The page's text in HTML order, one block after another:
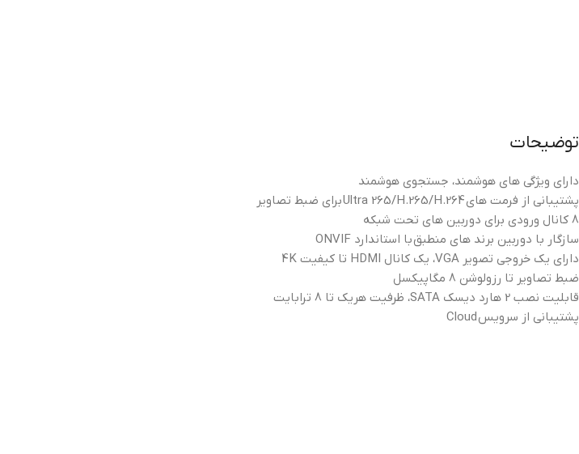
توضیحات
دارای ویژگی های هوشمند، جستجوی هوشمند
پشتیبانی از فرمت هایUltra 265/H.265/H.264برای ضبط تصاویر
8 کانال ورودی برای دوربین های تحت شبکه
سازگار با دوربین برند های منطبق با استاندارد ONVIF
دارای یک خروجی تصویر VGA، یک کانال HDMI تا کیفیت 4K
ضبط تصاویر تا رزولوشن 8 مگاپیکسل
قابلیت نصب 2 هارد دیسک SATA، ظرفیت هریک تا 8 ترابایت
پشتیبانی از سرویسCloud